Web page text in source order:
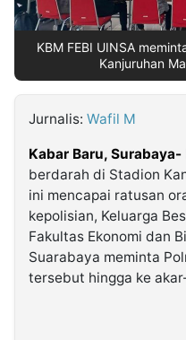
Kabarbaru.co
2026
KBM FEBI UINSA
Kanjuruhan
Jurnalis: Wafil M
Kabar Baru, Surabaya-
berdarah di Stadion
ini mencapai ratusan
kepolisian, Keluarga
Fakultas Ekonomi dan
Suarabaya meminta
tersebut hingga ke